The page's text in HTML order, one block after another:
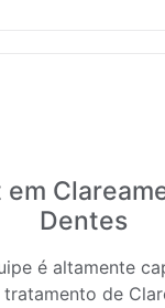
em
Dentes
é altamente
de